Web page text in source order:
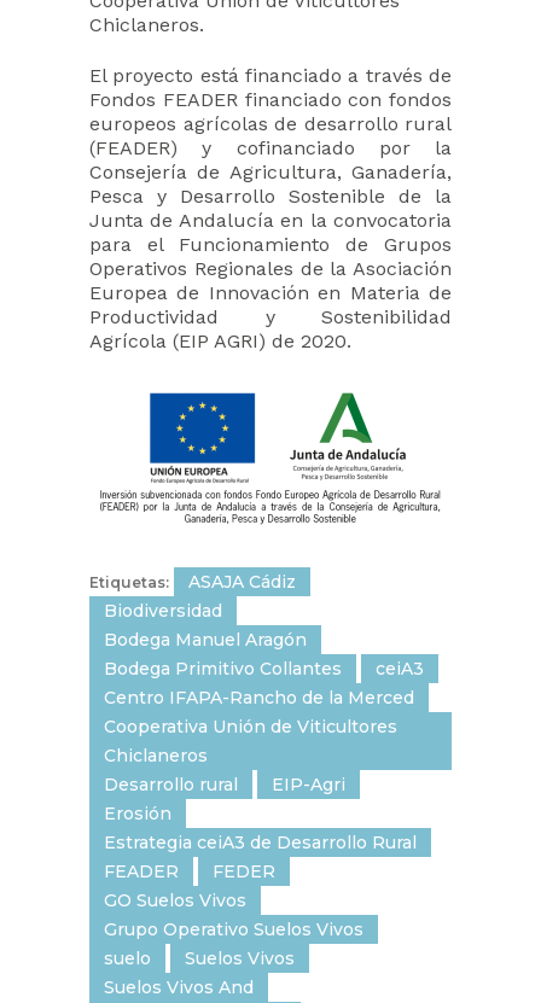
Chiclaneros.
El proyecto está financiado a través de
Fondos FEADER financiado con fondos
europeos agrícolas de desarrollo rural
(FEADER) y cofinanciado por la
Consejería de Agricultura, Ganadería,
Pesca y Desarrollo Sostenible de la
Junta de Andalucía en la convocatoria
para el Funcionamiento de Grupos
Operativos Regionales de la Asociación
Europea de Innovación en Materia de
Productividad y Sostenibilidad
Agrícola (EIP AGRI) de 2020.
Etiquetas:
ASAJA Cádiz
Biodiversidad
Bodega Manuel Aragón
Bodega Primitivo Collantes
ceiA3
Centro IFAPA-Rancho de la Merced
Cooperativa Unión de Viticultores
Chiclaneros
Desarrollo rural
EIP-Agri
Erosión
Estrategia ceiA3 de Desarrollo Rural
FEADER
FEDER
GO Suelos Vivos
Grupo Operativo Suelos Vivos
suelo
Suelos Vivos
Suelos Vivos And